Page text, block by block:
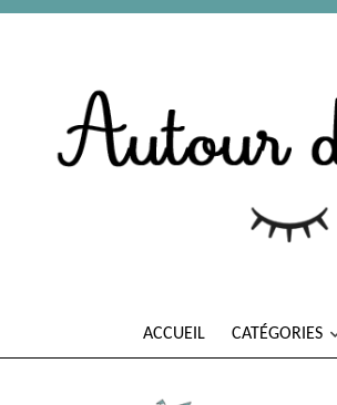
ACCUEIL CATÉGORIES